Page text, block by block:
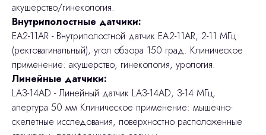
акушерство/гинекология.
Внутриполостные датчики:
EA2-11AR - Внутриполостной датчик EА2-11AR, 2-11 МГц
(ректовагинальный), угол обзора 150 град. Клиническое
применение: акушерство, гинекология, урология.
Линейные датчики:
LA3-14AD - Линейный датчик LA3-14AD, 3-14 МГц,
апертура 50 мм Клиническое применение: мышечно-
скелетные исследования, поверхностно расположенные